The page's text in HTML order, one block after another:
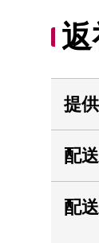
返
提
配送
配